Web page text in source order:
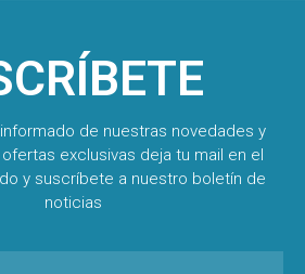
de nuestras novedades y
exclusivas deja tu mail en el
y suscríbete a nuestro boletín de
noticias